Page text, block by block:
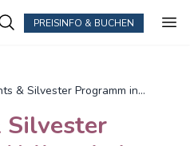
PREISINFO & BUCHEN
& Silvester Programm in
Silvester